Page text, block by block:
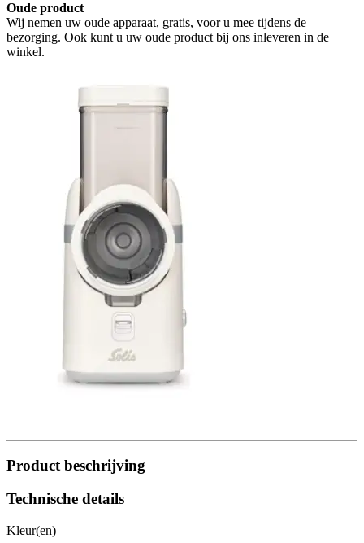
Oude product
Wij nemen uw oude apparaat, gratis, voor u mee tijdens de
bezorging. Ook kunt u uw oude product bij ons inleveren in de
winkel.
Product beschrijving
Technische details
Kleur(en)